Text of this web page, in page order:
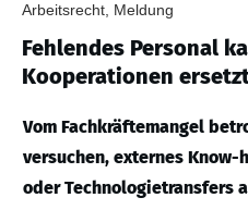
Arbeitsrecht, Meldung
Fehlendes Personal
Kooperationen
Vom Fachkräftemangel
versuchen, externes
oder Technologietransfers